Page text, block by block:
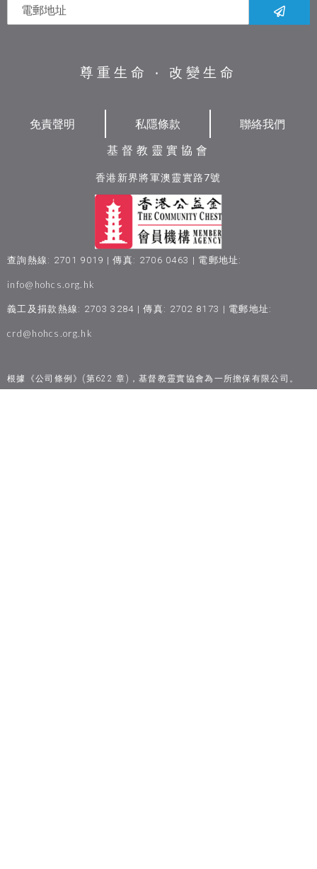
尊重生命 ‧ 改變生命
免責聲明 私隱條款
聯絡我們
基督教靈實協會
香港新界將軍澳靈實路7號
查詢熱線: 2701 9019 | 傳真: 2706 0463 | 電郵地址:
info@hohcs.org.hk
義工及捐款熱線: 2703 3284 | 傳真: 2702 8173 | 電郵地址:
crd@hohcs.org.hk
根據《公司條例》(第622 章)，基督教靈實協會為一所擔保有限公司。